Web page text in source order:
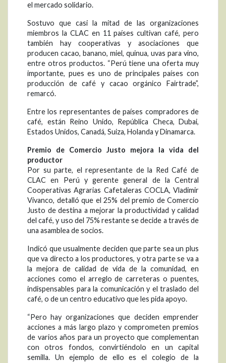
el mercado solidario.
Sostuvo que casi la mitad de las organizaciones
miembros la CLAC en 11 países cultivan café, pero
también hay cooperativas y asociaciones que
producen cacao, banano, miel, quinua, uvas para vino,
entre otros productos. “Perú tiene una oferta muy
importante, pues es uno de principales países con
producción de café y cacao orgánico Fairtrade”,
remarcó.
Entre los representantes de países compradores de
café, están Reino Unido, República Checa, Dubai,
Estados Unidos, Canadá, Suiza, Holanda y Dinamarca.
Premio de Comercio Justo mejora la vida del
productor
Por su parte, el representante de la Red Café de
CLAC en Perú y gerente general de la Central
Cooperativas Agrarias Cafetaleras COCLA, Vladimir
Vivanco, detalló que el 25% del premio de Comercio
Justo de destina a mejorar la productividad y calidad
del café, y uso del 75% restante se decide a través de
una asamblea de socios.
Indicó que usualmente deciden que parte sea un plus
que va directo a los productores, y otra parte se va a
la mejora de calidad de vida de la comunidad, en
acciones como el arreglo de carreteras o puentes,
indispensables para la comunicación y el traslado del
café, o de un centro educativo que les pida apoyo.
“Pero hay organizaciones que deciden emprender
acciones a más largo plazo y comprometen premios
de varios años para un proyecto que complementan
con otros fondos, convirtiéndolo en un capital
semilla. Un ejemplo de ello es el colegio de la